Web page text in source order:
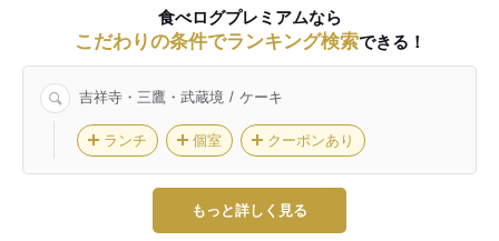
食べログプレミアムなら
こだわりの条件でランキング検索できる！
吉祥寺・三鷹・武蔵境 ケーキ
ランチ 個室 クーポンあり
もっと詳しく見る